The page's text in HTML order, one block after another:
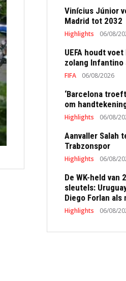
Vinícius Júnior
Madrid tot 2032
Highlights 06/08/
UEFA houdt
zolang
FIFA 06/08/2026
‘Barcelona
om
Highlights 06/08/
Aanvaller Salah
Trabzonspor
Highlights 06/08/
De WK-held van
sleutels:
Diego Forlan
Highlights 06/08/